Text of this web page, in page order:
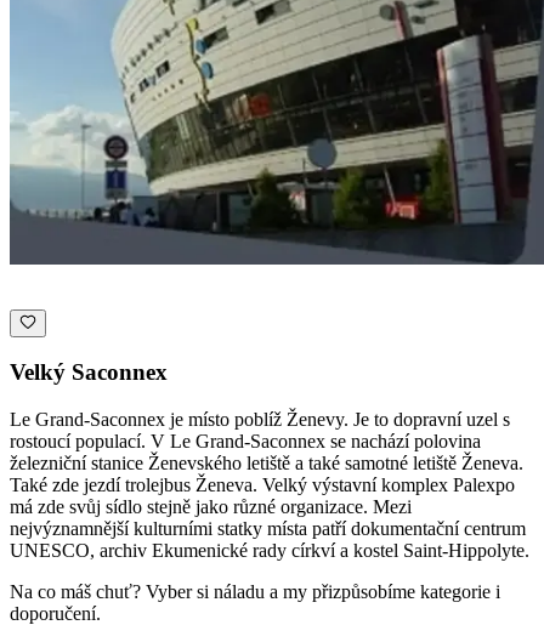
Velký Saconnex
Le Grand-Saconnex je místo poblíž Ženevy. Je to dopravní uzel s
rostoucí populací. V Le Grand-Saconnex se nachází polovina
železniční stanice Ženevského letiště a také samotné letiště Ženeva.
Také zde jezdí trolejbus Ženeva. Velký výstavní komplex Palexpo
má zde svůj sídlo stejně jako různé organizace. Mezi
nejvýznamnější kulturními statky místa patří dokumentační centrum
UNESCO, archiv Ekumenické rady církví a kostel Saint-Hippolyte.
Na co máš chuť? Vyber si náladu a my přizpůsobíme kategorie i
doporučení.